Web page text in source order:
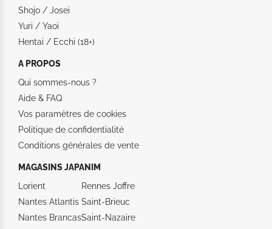
Shojo / Josei
Yuri / Yaoi
Hentai / Ecchi (18+)
A PROPOS
Qui sommes-nous ?
Aide & FAQ
Vos paramètres de cookies
Politique de confidentialité
Conditions générales de vente
MAGASINS JAPANIM
Lorient
Nantes Atlantis
Nantes Brancas
Rennes Joffre
Saint-Brieuc
Saint-Nazaire